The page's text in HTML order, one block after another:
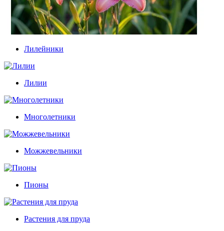
Лилейники
Лилии
Многолетники
Можжевельники
Пионы
Растения для пруда